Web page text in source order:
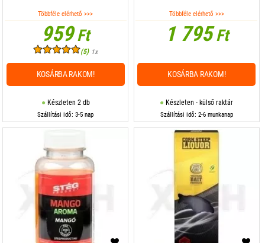
Többféle elérhető >>>
959Ft
(5) 1x
Készleten 2 db
Szállítási idő: 3-5 nap
KOSÁRBA RAKOM!
Többféle elérhető >>>
1 795Ft
Készleten - külső raktár
Szállítási idő: 2-6 munkanap
KOSÁRBA RAKOM!